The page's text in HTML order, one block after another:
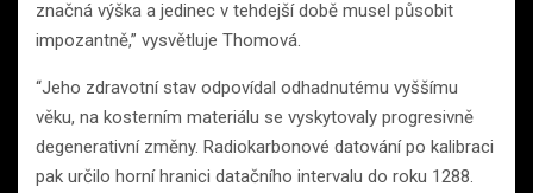
značná výška a jedinec v tehdejší době musel působit
impozantně,” vysvětluje Thomová.
“Jeho zdravotní stav odpovídal odhadnutému vyššímu
věku, na kosterním materiálu se vyskytovaly progresivně
degenerativní změny. Radiokarbonové datování po kalibraci
pak určilo horní hranici datačního intervalu do roku 1288.